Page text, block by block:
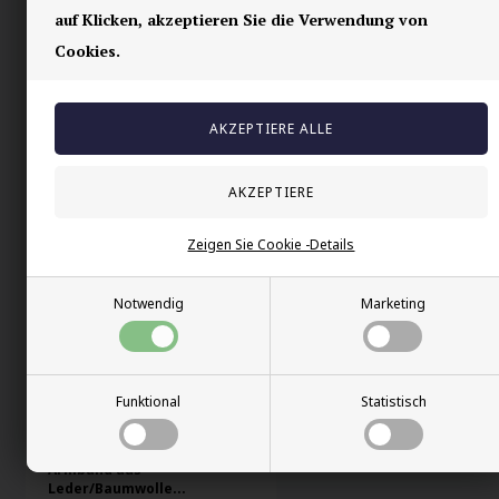
auf Klicken, akzeptieren Sie die Verwendung von
Cookies.
Notwendig Marketing
Funktional Statistisch
Zeigen Sie Cookie -Details
"Baumwolle/Leder"
15,00 EUR
Armband aus
Leder/Baumwolle...